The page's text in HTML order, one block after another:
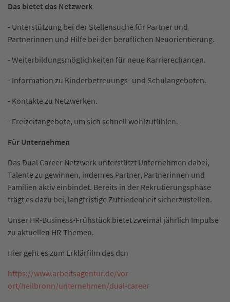
Das bietet das Netzwerk
- Unterstützung bei der Stellensuche für Partner und
Partnerinnen und Hilfe bei der beruflichen Neuorientierung.
- Weiterbildungsmöglichkeiten für neue Karrierechancen.
- Information zu Kinderbetreuungs- und Schulangeboten.
- Kontakte zu Netzwerken.
- Freizeitangebote, um sich schnell wohlzufühlen.
Für Unternehmen
Das Dual Career Netzwerk unterstützt Unternehmen dabei,
Talente zu gewinnen, indem es Partner, Partnerinnen und
Familien aktiv einbindet. Bereits in der Rekrutierungsphase
trägt es dazu bei, langfristige Zufriedenheit sicherzustellen.
Unser HR-Business-Frühstück bietet zweimal jährlich Impulse
zu aktuellen HR-Themen.
Hier geht es zum Erklärfilm des dcn
https://www.arbeitsagentur.de/vor-
ort/heilbronn/unternehmen/dual-career